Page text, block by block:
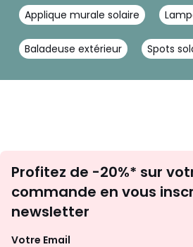
Applique murale solaire
Baladeuse extérieur Spots
Profitez de -20%* sur
commande en vous
newsletter
Votre Email